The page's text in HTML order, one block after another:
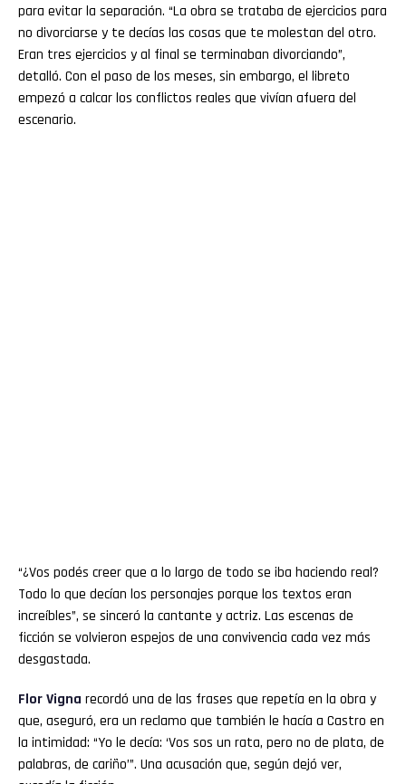
para evitar la separación. “La obra se trataba de ejercicios para
no divorciarse y te decías las cosas que te molestan del otro.
Eran tres ejercicios y al final se terminaban divorciando”,
detalló. Con el paso de los meses, sin embargo, el libreto
empezó a calcar los conflictos reales que vivían afuera del
escenario.
“¿Vos podés creer que a lo largo de todo se iba haciendo real?
Todo lo que decían los personajes porque los textos eran
increíbles”, se sinceró la cantante y actriz. Las escenas de
ficción se volvieron espejos de una convivencia cada vez más
desgastada.
FlorVigna recordó una de las frases que repetía en la obra y
que, aseguró, era un reclamo que también le hacía a Castro en
la intimidad: “Yo le decía: ‘Vos sos un rata, pero no de plata, de
palabras, de cariño’”. Una acusación que, según dejó ver,